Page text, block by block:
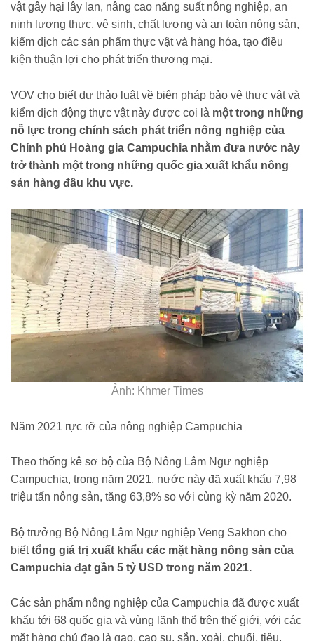
vật gây hại lây lan, nâng cao năng suất nông nghiệp, an
ninh lương thực, vệ sinh, chất lượng và an toàn nông sản,
kiểm dịch các sản phẩm thực vật và hàng hóa, tạo điều
kiện thuận lợi cho phát triển thương mại.
VOV cho biết dự thảo luật về biện pháp bảo vệ thực vật và
kiểm dịch động thực vật này được coi là một trong những
nỗ lực trong chính sách phát triển nông nghiệp của
Chính phủ Hoàng gia Campuchia nhằm đưa nước này
trở thành một trong những quốc gia xuất khẩu nông
sản hàng đầu khu vực.
Ảnh: Khmer Times
Năm 2021 rực rỡ của nông nghiệp Campuchia
Theo thống kê sơ bộ của Bộ Nông Lâm Ngư nghiệp
Campuchia, trong năm 2021, nước này đã xuất khẩu 7,98
triệu tấn nông sản, tăng 63,8% so với cùng kỳ năm 2020.
Bộ trưởng Bộ Nông Lâm Ngư nghiệp Veng Sakhon cho
biếttổng giá trị xuất khẩu các mặt hàng nông sản của
Campuchia đạt gần 5 tỷ USD trong năm 2021.
Các sản phẩm nông nghiệp của Campuchia đã được xuất
khẩu tới 68 quốc gia và vùng lãnh thổ trên thế giới, với các
mặt hàng chủ đạo là gạo, cao su, sắn, xoài, chuối, tiêu,